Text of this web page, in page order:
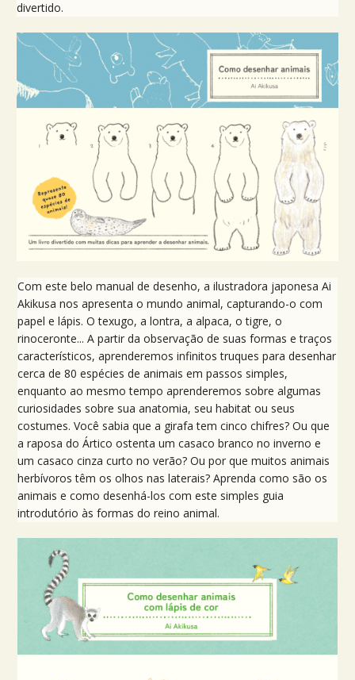
divertido.
Com este belo manual de desenho, a ilustradora japonesa Ai
Akikusa nos apresenta o mundo animal, capturando-o com
papel e lápis. O texugo, a lontra, a alpaca, o tigre, o
rinoceronte... A partir da observação de suas formas e traços
característicos, aprenderemos infinitos truques para desenhar
cerca de 80 espécies de animais em passos simples,
enquanto ao mesmo tempo aprenderemos sobre algumas
curiosidades sobre sua anatomia, seu habitat ou seus
costumes. Você sabia que a girafa tem cinco chifres? Ou que
a raposa do Ártico ostenta um casaco branco no inverno e
um casaco cinza curto no verão? Ou por que muitos animais
herbívoros têm os olhos nas laterais? Aprenda como são os
animais e como desenhá-los com este simples guia
introdutório às formas do reino animal.